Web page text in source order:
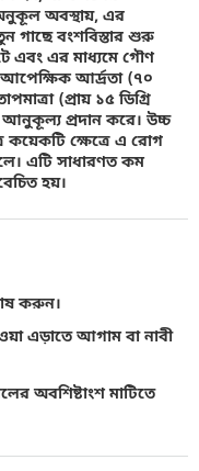
অবস্থায়, এর
গাছে বংশবিস্তার শুরু
এবং এর মাধ্যমে গৌণ
আর্দ্রতা (৭০
(প্রায় ১৫ ডিগ্রি
প্রদান করে। উচ্চ
কয়েকটি ক্ষেত্রে এ রোগ
এটি সাধারণত কম
হয়।
করুন।
এড়াতে আগাম বা নাবী
অবশিষ্টাংশ মাটিতে